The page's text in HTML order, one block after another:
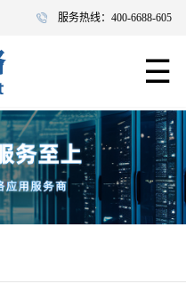
服务热线：400-6688-605
☰